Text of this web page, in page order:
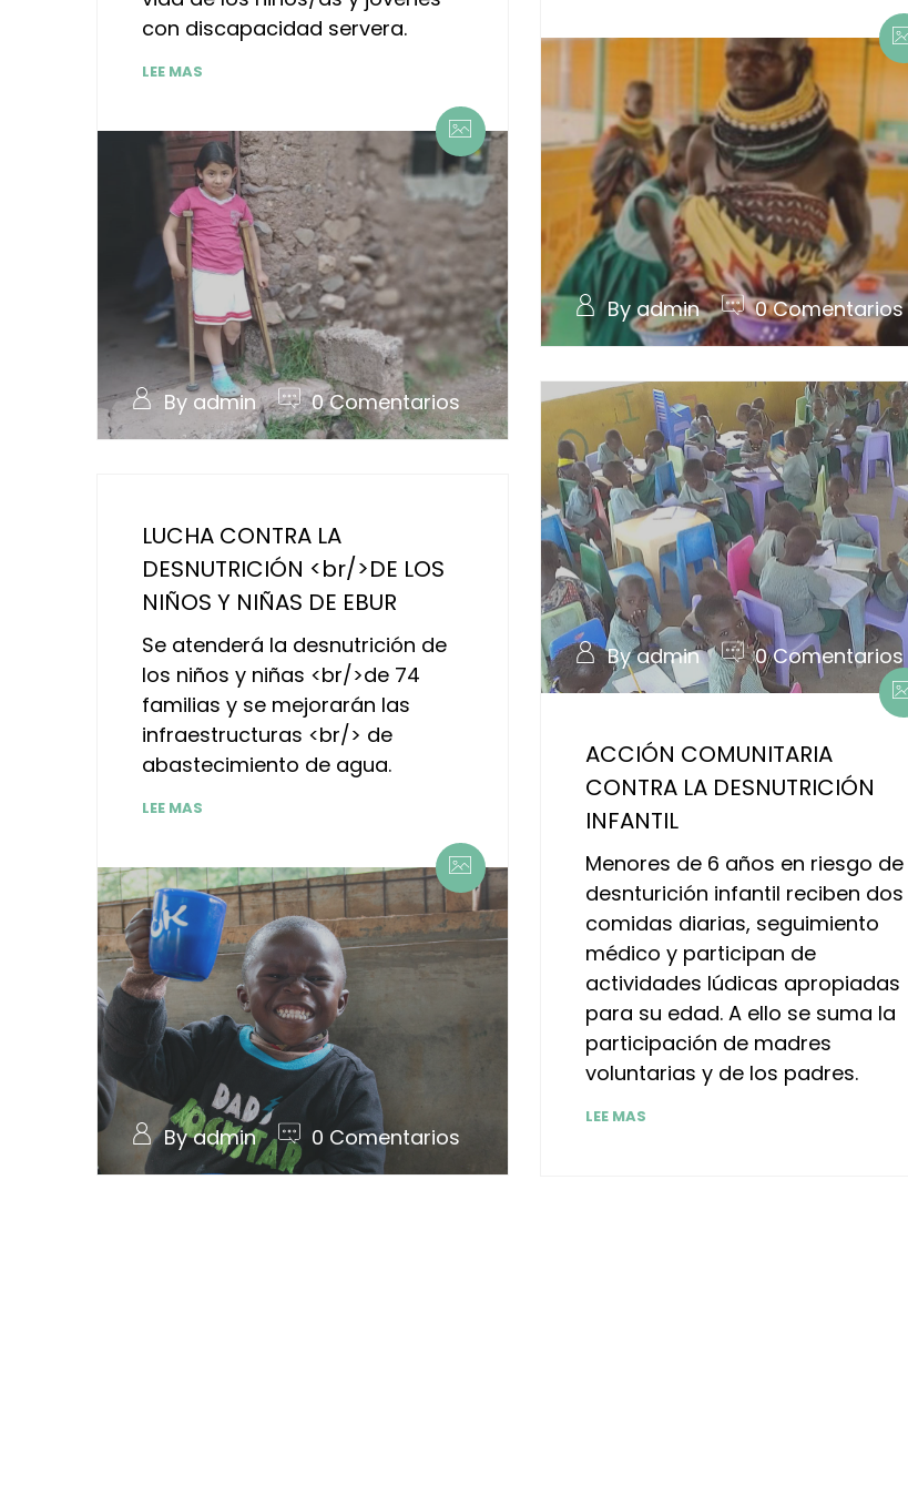
By admin 0 Comentarios
con discapacidad servera.
LEE MAS
By admin 0 Comentarios
By admin 0 Comentarios
ACCIÓN COMUNITARIA
CONTRA LA DESNUTRICIÓN
INFANTIL
Menores de 6 años en riesgo de
desnturición infantil reciben dos
comidas diarias, seguimiento
médico y participan de
actividades lúdicas apropiadas
para su edad. A ello se suma la
participación de madres
voluntarias y de los padres.
LEE MAS
LUCHA CONTRA LA
DESNUTRICIÓN <br/>DE LOS
NIÑOS Y NIÑAS DE EBUR
Se atenderá la desnutrición de
los niños y niñas <br/>de 74
familias y se mejorarán las
infraestructuras <br/> de
abastecimiento de agua.
LEE MAS
By admin 0 Comentarios